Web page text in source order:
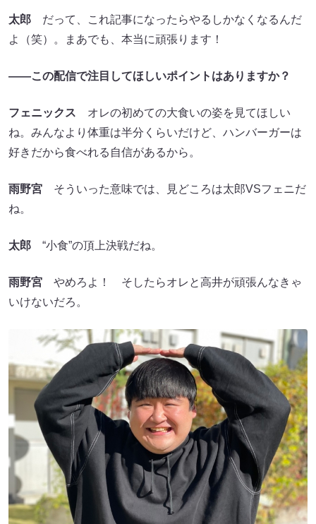
太郎 だって、これ記事になったらやるしかなくなるんだ
よ（笑）。まあでも、本当に頑張ります！
――この配信で注目してほしいポイントはありますか？
フェニックス オレの初めての大食いの姿を見てほしい
ね。みんなより体重は半分くらいだけど、ハンバーガーは
好きだから食べれる自信があるから。
雨野宮 そういった意味では、見どころは太郎VSフェニだ
ね。
太郎 “小食”の頂上決戦だね。
雨野宮 やめろよ！ そしたらオレと高井が頑張んなきゃ
いけないだろ。